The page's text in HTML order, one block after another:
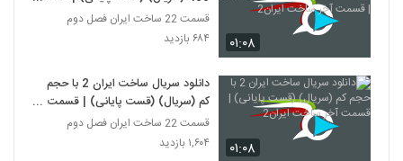
۰۱:۰۸
آخر ساخت ایران2
قسمت 22 ساخت ایران فصل دوم
۶۸۴ بازدید
۰۱:۰۸
دانلود سریال ساخت ایران 2 با حجم
کم (سریال) (قست پایانی) | قسمت
آخر ساخت ایران2
قسمت 22 ساخت ایران فصل دوم
۱,۶۰۴ بازدید